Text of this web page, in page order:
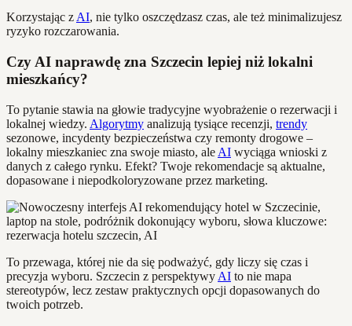
Korzystając zAI, nie tylko oszczędzasz czas, ale też minimalizujesz
ryzyko rozczarowania.
Czy AI naprawdę zna Szczecin lepiej niż lokalni
mieszkańcy?
To pytanie stawia na głowie tradycyjne wyobrażenie o rezerwacji i
lokalnej wiedzy. Algorytmy analizują tysiące recenzji, trendy
sezonowe, incydenty bezpieczeństwa czy remonty drogowe –
lokalny mieszkaniec zna swoje miasto, ale AI wyciąga wnioski z
danych z całego rynku. Efekt? Twoje rekomendacje są aktualne,
dopasowane i niepodkoloryzowane przez marketing.
To przewaga, której nie da się podważyć, gdy liczy się czas i
precyzja wyboru. Szczecin z perspektywy AI to nie mapa
stereotypów, lecz zestaw praktycznych opcji dopasowanych do
twoich potrzeb.